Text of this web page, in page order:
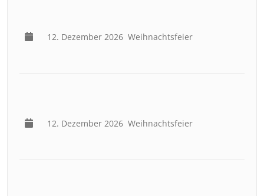
12. Dezember 2026 Weihnachtsfeier
12. Dezember 2026 Weihnachtsfeier